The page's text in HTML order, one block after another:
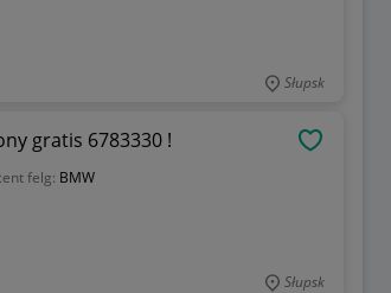
Słupsk
gratis 6783330 !
felg: BMW
Słupsk